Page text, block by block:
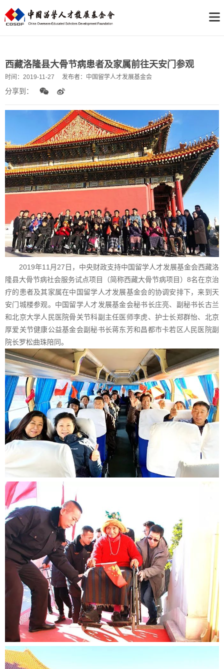
西藏洛隆县大骨节病患者及家属前往天安门参观
时间： 2019-11-27 发布者： 中国留学人才发展基金会
分享到：
2019年11月27日，中央财政支持中国留学人才发展基金会西藏洛
隆县大骨节病社会服务试点项目（简称西藏大骨节病项目）8名在京治
疗的患者及其家属在中国留学人才发展基金会的协调安排下，来到天
安门城楼参观。中国留学人才发展基金会秘书长庄亮、副秘书长古兰
和北京大学人民医院骨关节科副主任医师李虎、护士长郑群怡、北京
厚爱关节健康公益基金会副秘书长蒋东芳和昌都市卡若区人民医院副
院长罗松曲珠陪同。